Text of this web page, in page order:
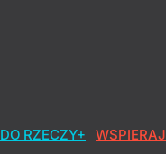
DO RZECZY+ WSPIERAJ